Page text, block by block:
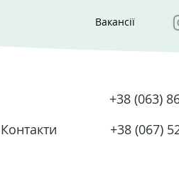
Вакансії
+38 (063)
Контакти +38 (067)